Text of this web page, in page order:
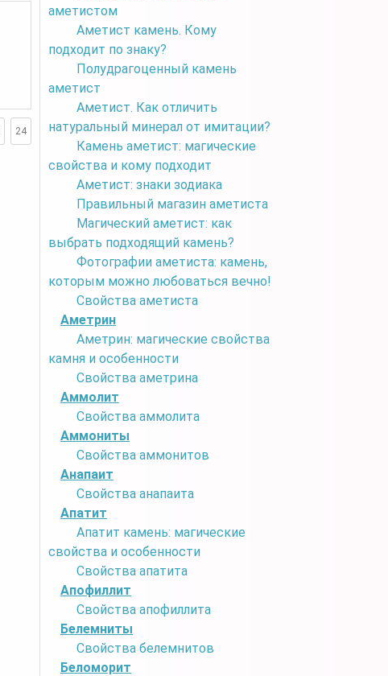
24
аметистом
Аметист камень. Кому
подходит по знаку?
Полудрагоценный камень
аметист
Аметист. Как отличить
натуральный минерал от имитации?
Камень аметист: магические
свойства и кому подходит
Аметист: знаки зодиака
Правильный магазин аметиста
Магический аметист: как
выбрать подходящий камень?
Фотографии аметиста: камень,
которым можно любоваться вечно!
Свойства аметиста
Аметрин
Аметрин: магические свойства
камня и особенности
Свойства аметрина
Аммолит
Свойства аммолита
Аммониты
Свойства аммонитов
Анапаит
Свойства анапаита
Апатит
Апатит камень: магические
свойства и особенности
Свойства апатита
Апофиллит
Свойства апофиллита
Белемниты
Свойства белемнитов
Беломорит